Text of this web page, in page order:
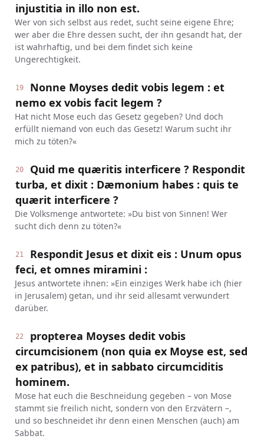
injustitia in illo non est.
Wer von sich selbst aus redet, sucht seine eigene Ehre;
wer aber die Ehre dessen sucht, der ihn gesandt hat, der
ist wahrhaftig, und bei dem findet sich keine
Ungerechtigkeit.
19
Nonne Moyses dedit vobis legem : et
nemo ex vobis facit legem ?
Hat nicht Mose euch das Gesetz gegeben? Und doch
erfüllt niemand von euch das Gesetz! Warum sucht ihr
mich zu töten?«
20
Quid me quæritis interficere ? Respondit
turba, et dixit : Dæmonium habes : quis te
quærit interficere ?
Die Volksmenge antwortete: »Du bist von Sinnen! Wer
sucht dich denn zu töten?«
21
Respondit Jesus et dixit eis : Unum opus
feci, et omnes miramini :
Jesus antwortete ihnen: »Ein einziges Werk habe ich (hier
in Jerusalem) getan, und ihr seid allesamt verwundert
darüber.
22
propterea Moyses dedit vobis
circumcisionem (non quia ex Moyse est, sed
ex patribus), et in sabbato circumciditis
hominem.
Mose hat euch die Beschneidung gegeben – von Mose
stammt sie freilich nicht, sondern von den Erzvätern –,
und so beschneidet ihr denn einen Menschen (auch) am
Sabbat.